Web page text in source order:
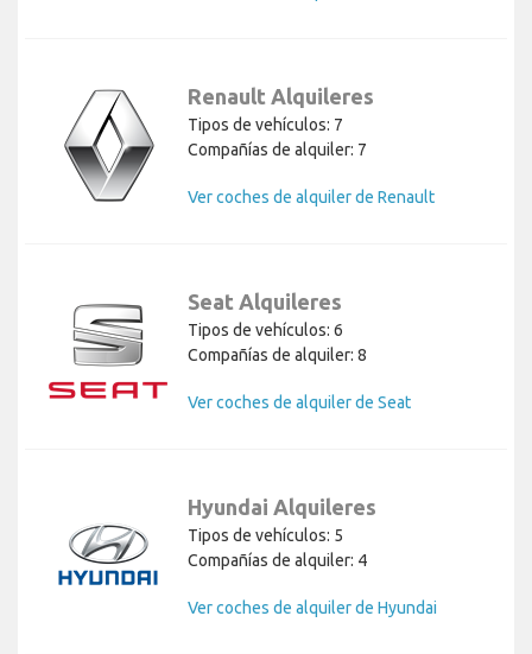
Renault Alquileres
Tipos de vehículos: 7
Compañías de alquiler: 7
Ver coches de alquiler de Renault
Seat Alquileres
Tipos de vehículos: 6
Compañías de alquiler: 8
Ver coches de alquiler de Seat
Hyundai Alquileres
Tipos de vehículos: 5
Compañías de alquiler: 4
Ver coches de alquiler de Hyundai